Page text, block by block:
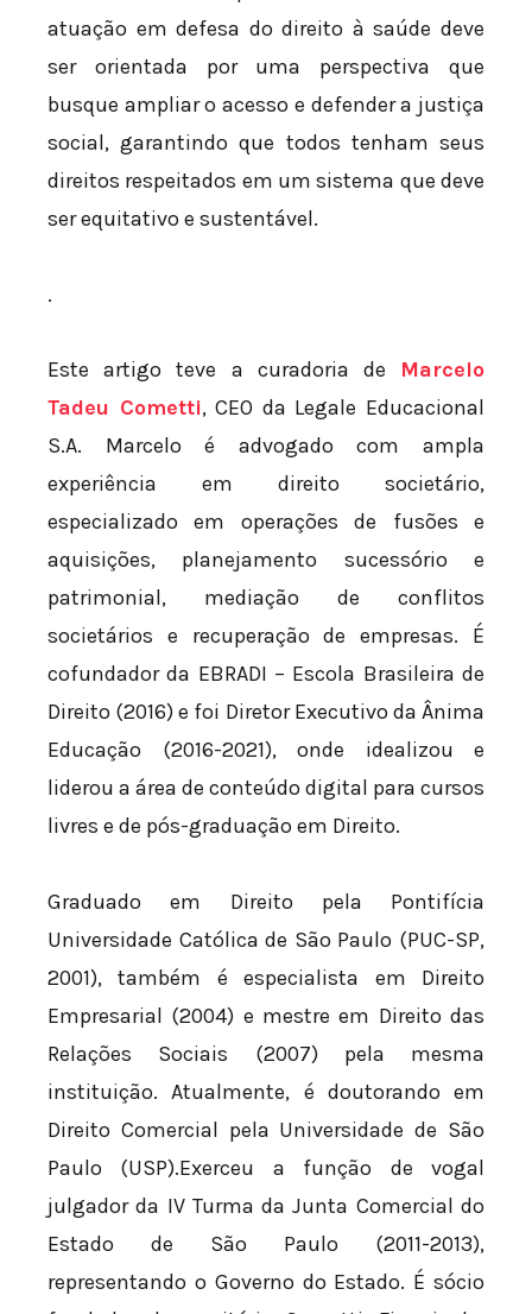
atuação em defesa do direito à saúde deve
ser orientada por uma perspectiva que
busque ampliar o acesso e defender a justiça
social, garantindo que todos tenham seus
direitos respeitados em um sistema que deve
ser equitativo e sustentável.
.
Este artigo teve a curadoria de Marcelo
Tadeu Cometti, CEO da Legale Educacional
S.A. Marcelo é advogado com ampla
experiência em direito societário,
especializado em operações de fusões e
aquisições, planejamento sucessório e
patrimonial, mediação de conflitos
societários e recuperação de empresas. É
cofundador da EBRADI – Escola Brasileira de
Direito (2016) e foi Diretor Executivo da Ânima
Educação (2016-2021), onde idealizou e
liderou a área de conteúdo digital para cursos
livres e de pós-graduação em Direito.
Graduado em Direito pela Pontifícia
Universidade Católica de São Paulo (PUC-SP,
2001), também é especialista em Direito
Empresarial (2004) e mestre em Direito das
Relações Sociais (2007) pela mesma
instituição. Atualmente, é doutorando em
Direito Comercial pela Universidade de São
Paulo (USP).Exerceu a função de vogal
julgador da IV Turma da Junta Comercial do
Estado de São Paulo (2011-2013),
representando o Governo do Estado. É sócio